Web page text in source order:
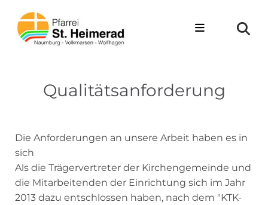
Qualitätsanforderung
Die Anforderungen an unsere Arbeit haben es in
sich
Als die Trägervertreter der Kirchengemeinde und
die Mitarbeitenden der Einrichtung sich im Jahr
2013 dazu entschlossen haben, nach dem "KTK-